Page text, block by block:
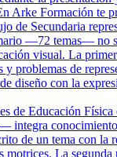
Arke Formación te
de Secundaria
—72 temas— no
visual. La
y problemas de
diseño con la
de Educación
de un tema con la
motrices. La